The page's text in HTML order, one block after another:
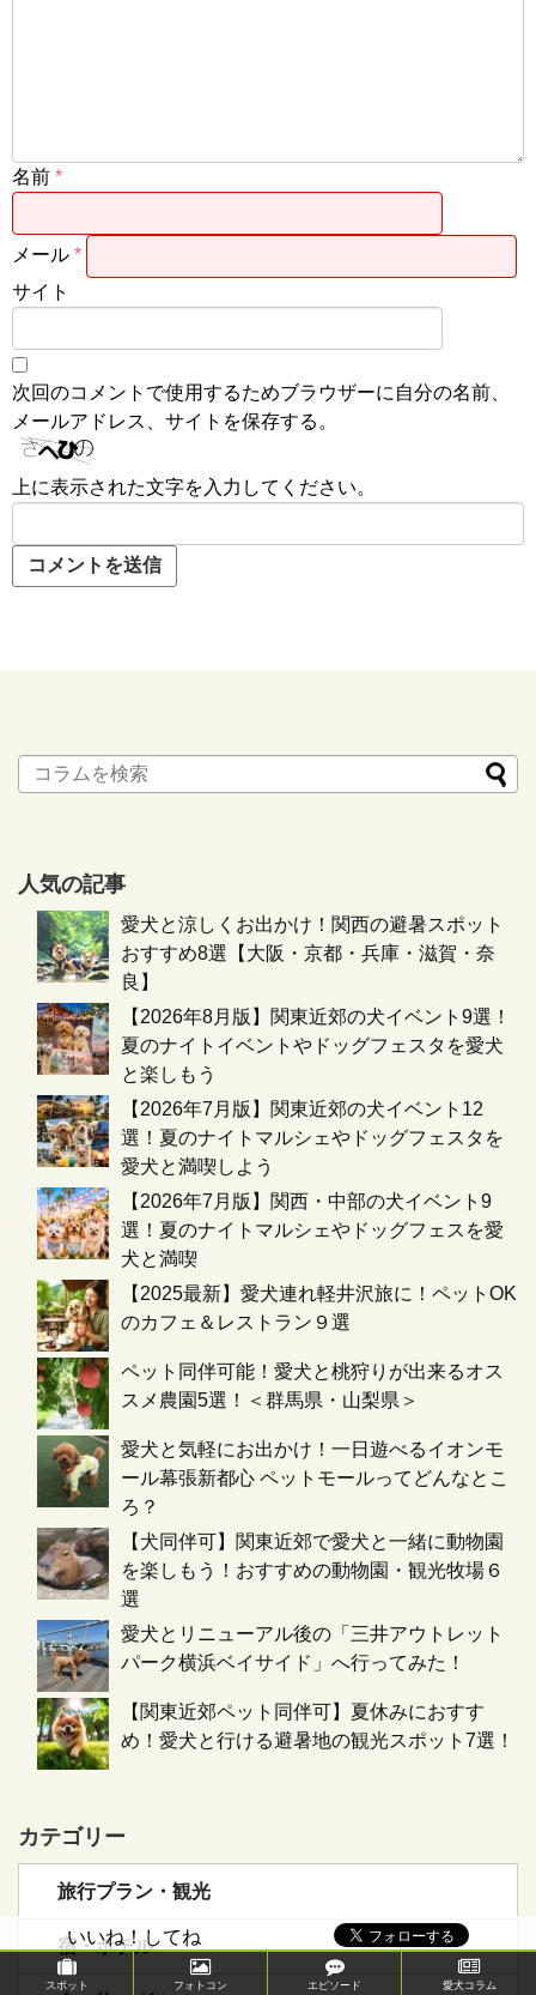
いいね！してね
名前 *
メール *
サイト
次回のコメントで使用するためブラウザーに自分の名前、
メールアドレス、サイトを保存する。
上に表示された文字を入力してください。
人気の記事
愛犬と涼しくお出かけ！関西の避暑スポット
おすすめ8選【大阪・京都・兵庫・滋賀・奈
良】
【2026年8月版】関東近郊の犬イベント9選！
夏のナイトイベントやドッグフェスタを愛犬
と楽しもう
【2026年7月版】関東近郊の犬イベント12
選！夏のナイトマルシェやドッグフェスタを
愛犬と満喫しよう
【2026年7月版】関西・中部の犬イベント9
選！夏のナイトマルシェやドッグフェスを愛
犬と満喫
【2025最新】愛犬連れ軽井沢旅に！ペットOK
のカフェ＆レストラン９選
ペット同伴可能！愛犬と桃狩りが出来るオス
スメ農園5選！＜群馬県・山梨県＞
愛犬と気軽にお出かけ！一日遊べるイオンモ
ール幕張新都心 ペットモールってどんなとこ
ろ？
【犬同伴可】関東近郊で愛犬と一緒に動物園
を楽しもう！おすすめの動物園・観光牧場６
選
愛犬とリニューアル後の「三井アウトレット
パーク横浜ベイサイド」へ行ってみた！
【関東近郊ペット同伴可】夏休みにおすす
め！愛犬と行ける避暑地の観光スポット7選！
カテゴリー
旅行プラン・観光
宿・ホテル
スポット フォトコン エピソード 愛犬コラム